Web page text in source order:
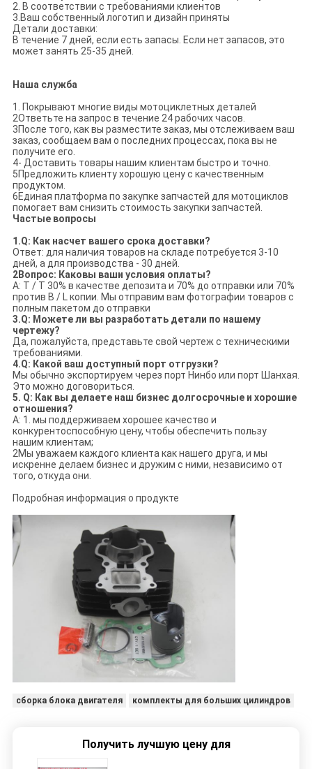
2. В соответствии с требованиями клиентов
3.Ваш собственный логотип и дизайн приняты
Детали доставки:
В течение 7 дней, если есть запасы. Если нет запасов, это
может занять 25-35 дней.
Наша служба
1. Покрывают многие виды мотоциклетных деталей
2Ответьте на запрос в течение 24 рабочих часов.
3После того, как вы разместите заказ, мы отслеживаем ваш
заказ, сообщаем вам о последних процессах, пока вы не
получите его.
4- Доставить товары нашим клиентам быстро и точно.
5Предложить клиенту хорошую цену с качественным
продуктом.
6Единая платформа по закупке запчастей для мотоциклов
помогает вам снизить стоимость закупки запчастей.
Частые вопросы
1.Q: Как насчет вашего срока доставки?
Ответ: для наличия товаров на складе потребуется 3-10
дней, а для производства - 30 дней.
2Вопрос: Каковы ваши условия оплаты?
A: T / T 30% в качестве депозита и 70% до отправки или 70%
против B / L копии. Мы отправим вам фотографии товаров с
полным пакетом до отправки
3.Q: Можете ли вы разработать детали по нашему
чертежу?
Да, пожалуйста, представьте свой чертеж с техническими
требованиями.
4.Q: Какой ваш доступный порт отгрузки?
Мы обычно экспортируем через порт Нинбо или порт Шанхая.
Это можно договориться.
5. Q: Как вы делаете наш бизнес долгосрочные и хорошие
отношения?
A: 1. мы поддерживаем хорошее качество и
конкурентоспособную цену, чтобы обеспечить пользу
нашим клиентам;
2Мы уважаем каждого клиента как нашего друга, и мы
искренне делаем бизнес и дружим с ними, независимо от
того, откуда они.
Подробная информация о продукте
сборка блока двигателя комплекты для больших цилиндров
Получить лучшую цену для